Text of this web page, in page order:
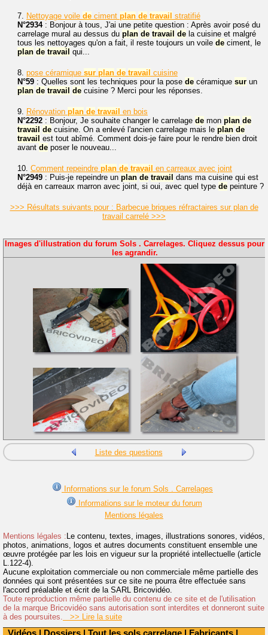
Vidéos | Dossiers | Tout les sols carrelage | Fabricants |
7. Nettoyage voile de ciment plan de travail stratifié
N°2934: Bonjour à tous, J'ai une petite question : Après avoir posé du
carrelage mural au dessus du plan de travail de la cuisine et malgré
tous les nettoyages qu'on a fait, il reste toujours un voile de ciment, le
plan de travail qui...
8. pose céramique sur plan de travail cuisine
N°59 : Quelles sont les techniques pour la pose de céramique sur un
plan de travail de cuisine ? Merci pour les réponses.
9. Rénovation plan de travail en bois
N°2292 : Bonjour, Je souhaite changer le carrelage de mon plan de
travail de cuisine. On a enlevé l'ancien carrelage mais le plan de
travail est tout abîmé. Comment dois-je faire pour le rendre bien droit
avant de poser le nouveau...
10. Comment repeindre plan de travail en carreaux avec joint
N°2949 : Puis-je repeindre un plan de travail dans ma cuisine qui est
déjà en carreaux marron avec joint, si oui, avec quel type de peinture ?
>>> Résultats suivants pour : Barbecue briques réfractaires sur plan de
travail carrelé >>>
Images d'illustration du forum Sols . Carrelages. Cliquez dessus pour
les agrandir.
Liste des questions
Informations sur le forum Sols . Carrelages
Informations sur le moteur du forum
Mentions légales
Mentions légales : Le contenu, textes, images, illustrations sonores, vidéos,
photos, animations, logos et autres documents constituent ensemble une
œuvre protégée par les lois en vigueur sur la propriété intellectuelle (article
L.122-4).
Aucune exploitation commerciale ou non commerciale même partielle des
données qui sont présentées sur ce site ne pourra être effectuée sans
l'accord préalable et écrit de la SARL Bricovidéo.
Toute reproduction même partielle du contenu de ce site et de l'utilisation
de la marque Bricovidéo sans autorisation sont interdites et donneront suite
à des poursuites.
>> Lire la suite